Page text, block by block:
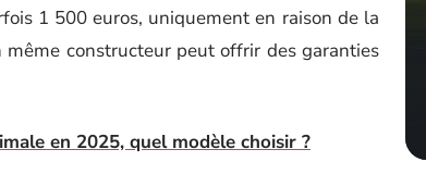
1 500 euros, uniquement en raison de la
constructeur peut offrir des garanties
en 2025, quel modèle choisir ?